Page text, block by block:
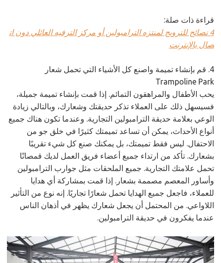
قراءة ذات صلة:
4 نصائح للترويج لمنتزه الترامبولين أو مركز الترفيه العائلي دون ات
صال بالإنترنت
4. قم بإنشاء تميمة واصنع كل الأشياء التي تحمل شعار
Trampoline Park
يحب الأطفال والمراهقون التمائم. إذا قمت بإنشاء تميمة جميلة،
فسيسهل ذلك على العملاء تذكر حديقتك وشعارك، وبالتالي زيادة
الوعي بعلامة حديقة الترامبولين التجارية. وعندما تكون هناك جميع
أنواع الأحداث، يمكن أن تساعد تميمتك كثيرًا في خلق جو من
الاحتفال. ليس فقط تميمتك، بل يمكنك صنع كل شيء تقريبًا
بشعارك. تأكد من ارتداء جميع أعضاء فريق العمل لديك قمصانًا
تحمل علامتك التجارية. جميع الملحقات مثل جوارب الترامبولين
وأساور المعصم مصممة بشعار. إذا قمت بمشاركة أي هدايا
للعملاء، فاجعل جميع الهدايا تحمل شعارًا تجاريًا. إنه نوع من التأثير
اللاواعي. من المحتمل أن يجعل شعارك يظهر في أذهان الناس
عندما يفكرون في حديقة الترامبولين.